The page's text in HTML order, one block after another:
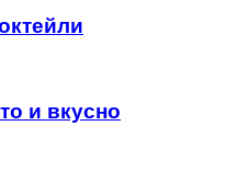
и вкусно